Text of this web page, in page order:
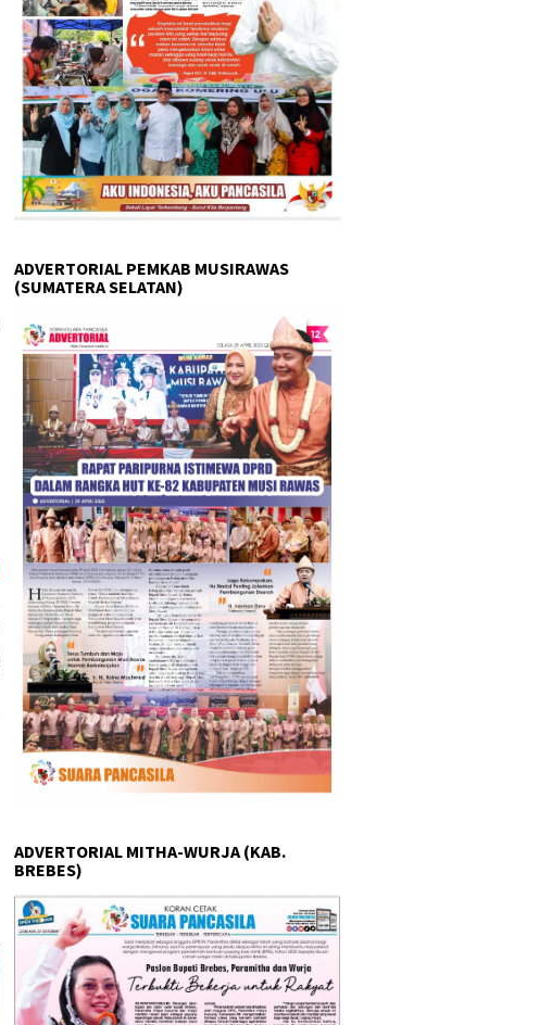
ADVERTORIAL PEMKAB MUSIRAWAS
(SUMATERA SELATAN)
ADVERTORIAL MITHA-WURJA (KAB.
BREBES)